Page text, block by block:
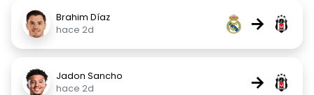
Brahim Díaz
hace 2d
→
Jadon Sancho
hace 2d
→